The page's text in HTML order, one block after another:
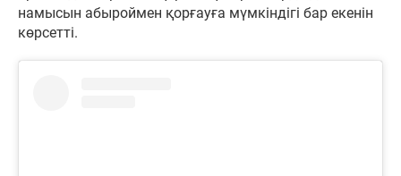
намысын абыроймен қорғауға мүмкіндігі бар екенін
көрсетті.